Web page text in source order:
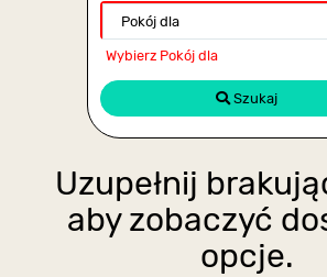
Pokój dla
Wybierz Pokój dla
Szukaj
Uzupełnij
aby zobaczyć
opcje.